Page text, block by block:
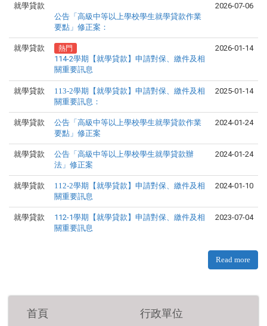
就學貸款
公告「高級中等以上學校學生就學貸款作業
要點」修正案：
2026-07-06
就學貸款 熱門
114-2學期【就學貸款】申請對保、繳件及相
關重要訊息
2026-01-14
就學貸款
113-2學期【就學貸款】申請對保、繳件及相
關重要訊息：
2025-01-14
就學貸款
公告「高級中等以上學校學生就學貸款作業
要點」修正案
2024-01-24
就學貸款
公告「高級中等以上學校學生就學貸款辦
法」修正案
2024-01-24
就學貸款
112-2學期【就學貸款】申請對保、繳件及相
關重要訊息
2024-01-10
就學貸款
112-1學期【就學貸款】申請對保、繳件及相
關重要訊息
2023-07-04
Read more
首頁 行政單位